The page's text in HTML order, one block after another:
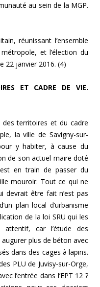
au sein de la MGP.
réunissant l’ensemble
et l’élection du
22 janvier 2016. (4)
ET CADRE DE VIE.
des territoires et du cadre
la ville de Savigny-sur-
y habiter, à cause du
de son actuel maire doté
en train de passer du
mouroir. Tout ce qui ne
être fait n’est pas
plan local d’urbanisme
de la loi SRU qui les
car l’étude des
plus de béton avec
dans des cages à lapins.
PLU de Juvisy-sur-Orge,
l’entrée dans l’EPT 12 ?